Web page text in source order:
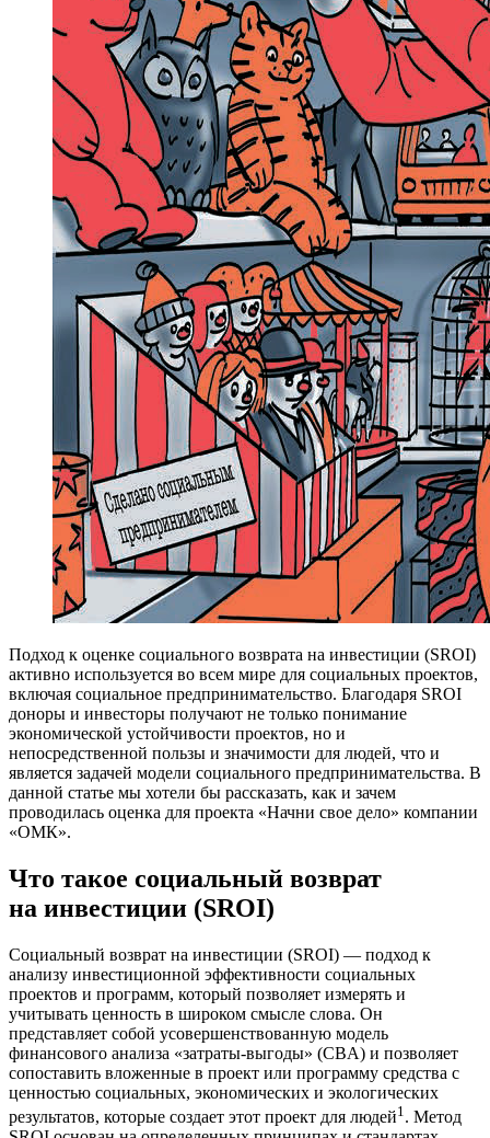
Подход к оценке социального возврата на инвестиции (SROI)
активно используется во всем мире для социальных проектов,
включая социальное предпринимательство. Благодаря SROI
доноры и инвесторы получают не только понимание
экономической устойчивости проектов, но и
непосредственной пользы и значимости для людей, что и
является задачей модели социального предпринимательства. В
данной статье мы хотели бы рассказать, как и зачем
проводилась оценка для проекта «Начни свое дело» компании
«ОМК».
Что такое социальный возврат
на инвестиции (SROI)
Социальный возврат на инвестиции (SROI) — подход к
анализу инвестиционной эффективности социальных
проектов и программ, который позволяет измерять и
учитывать ценность в широком смысле слова. Он
представляет собой усовершенствованную модель
финансового анализа «затраты-выгоды» (CBA) и позволяет
сопоставить вложенные в проект или программу средства с
ценностью социальных, экономических и экологических
результатов, которые создает этот проект для людей1. Метод